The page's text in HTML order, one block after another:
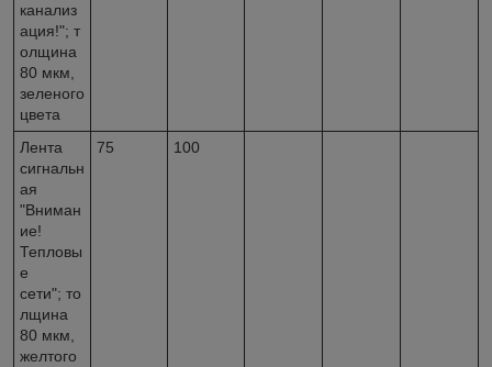
канализ
ация!"; т
олщина
80 мкм,
зеленого
цвета
Лента
сигнальн
ая
"Вниман
ие!
Тепловы
е
сети"; то
лщина
80 мкм,
желтого
75 100